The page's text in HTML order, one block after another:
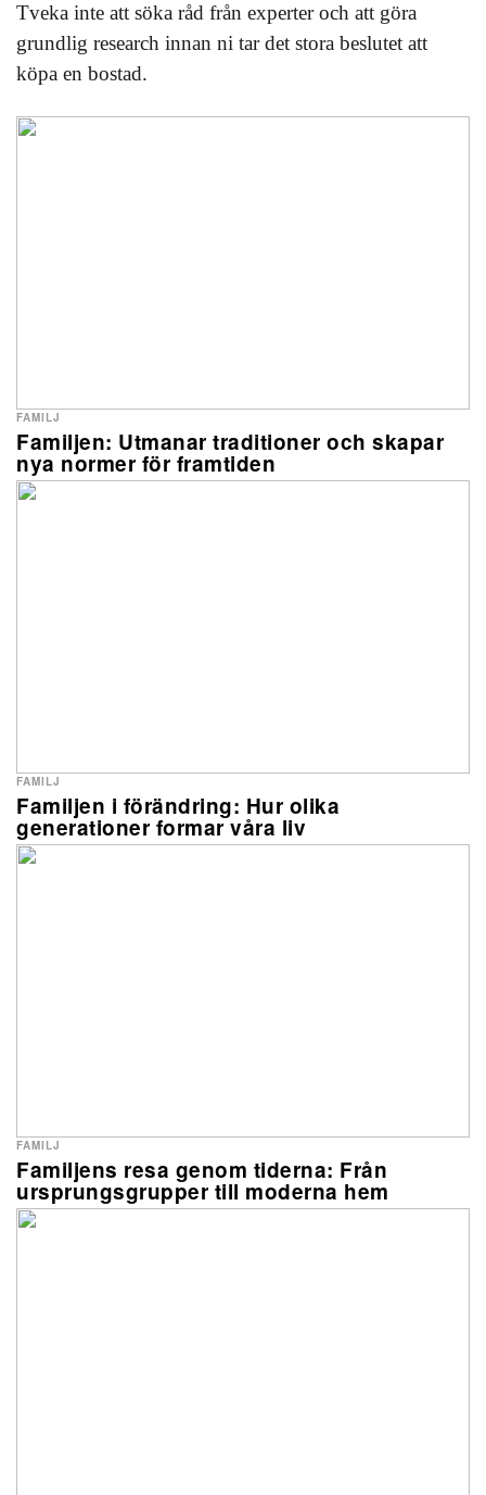
Tveka inte att söka råd från experter och att göra
grundlig research innan ni tar det stora beslutet att
köpa en bostad.
Familjen: Utmanar traditioner och skapar
nya normer för framtiden
FAMILJ
Familjen i förändring: Hur olika
generationer formar våra liv
FAMILJ
Familjens resa genom tiderna: Från
ursprungsgrupper till moderna hem
FAMILJ